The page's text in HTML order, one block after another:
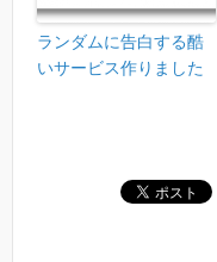
ランダムに告白する酷
いサービス作りました